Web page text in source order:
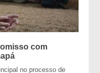
com
no processo de